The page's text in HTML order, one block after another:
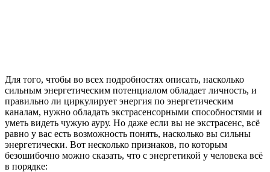
Для того, чтобы во всех подробностях описать, насколько
сильным энергетическим потенциалом обладает личность, и
правильно ли циркулирует энергия по энергетическим
каналам, нужно обладать экстрасенсорными способностями и
уметь видеть чужую ауру. Но даже если вы не экстрасенс, всё
равно у вас есть возможность понять, насколько вы сильны
энергетически. Вот несколько признаков, по которым
безошибочно можно сказать, что с энергетикой у человека всё
в порядке: